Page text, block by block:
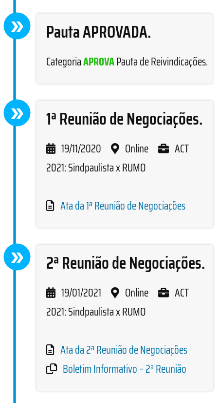
Pauta APROVADA.
CategoriaAPROVAPauta de Reivindicações.
1ª Reunião de Negociações.
19/11/2020 Online
ACT
2021: Sindpaulista x RUMO
Ata da 1ª Reunião de Negociações
2ª Reunião de Negociações.
19/01/2021 Online
ACT
2021: Sindpaulista x RUMO
Ata da 2ª Reunião de Negociações
Boletim Informativo – 2ª Reunião